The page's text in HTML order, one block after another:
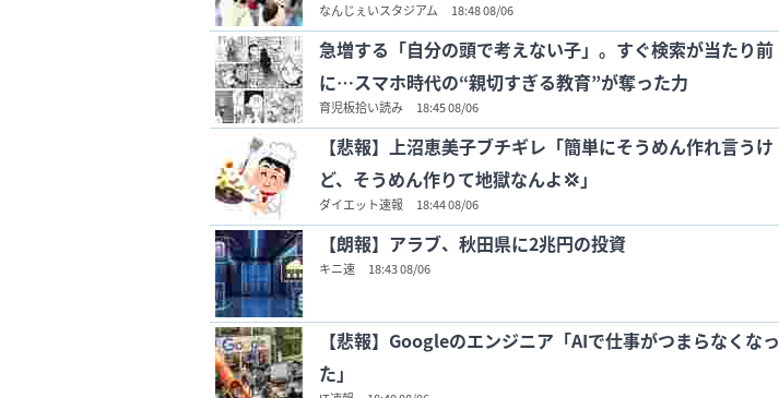
なんじぇいスタジアム 18:48 08/06
急増する「自分の頭で考えない子」。すぐ検索が当たり前
に…スマホ時代の“親切すぎる教育”が奪った力
育児板拾い読み 18:45 08/06
【悲報】上沼恵美子ブチギレ「簡単にそうめん作れ言うけ
ど、そうめん作りて地獄なんよ💢」
ダイエット速報 18:44 08/06
【朗報】アラブ、秋田県に2兆円の投資
キニ速 18:43 08/06
【悲報】Googleのエンジニア「AIで仕事がつまらなくなっ
た」